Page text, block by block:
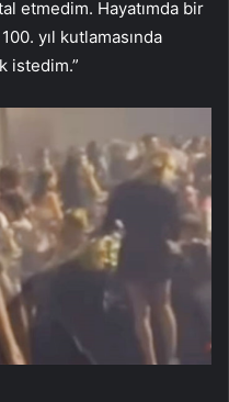
etmedim. Hayatımda bir
yıl kutlamasında
istedim.”